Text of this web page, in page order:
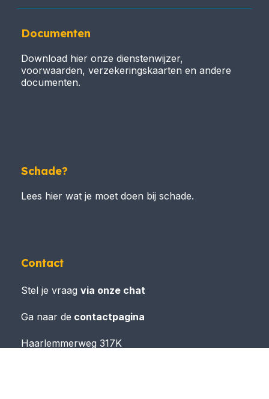
Documenten
Download hier onze dienstenwijzer,
voorwaarden, verzekeringskaarten en andere
documenten.
Schade?
Lees hier wat je moet doen bij schade.
Contact
Stel je vraag via onze chat
Ga naar de contactpagina
Haarlemmerweg 317K